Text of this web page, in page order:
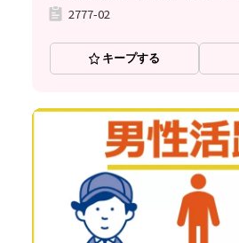
2777-02
キープする